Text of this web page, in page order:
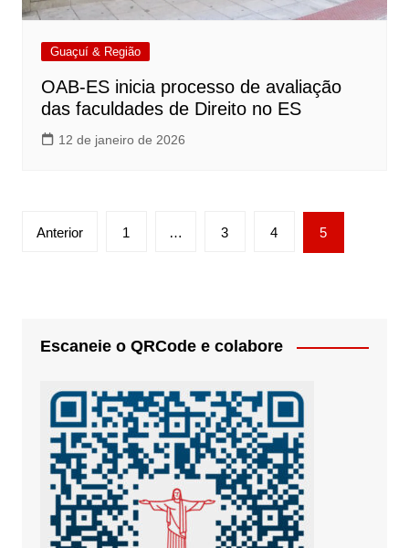
Guaçuí & Região
OAB-ES inicia processo de avaliação
das faculdades de Direito no ES
12 de janeiro de 2026
Paginação
Anterior 1 … 3 4 5
Escaneie o QRCode e colabore